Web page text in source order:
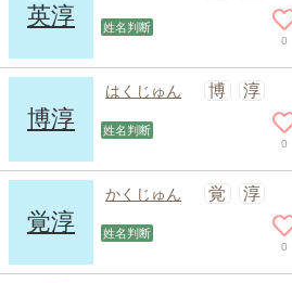
英淳 姓名判断
0
博淳
はくじゅん 博 淳
姓名判断
0
覚淳
かくじゅん 覚 淳
姓名判断
0